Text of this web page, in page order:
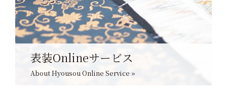
表装Onlineサービス
About Hyousou Online Service »